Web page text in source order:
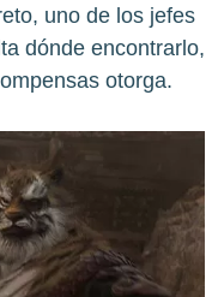
uno de los jefes
dónde encontrarlo,
otorga.